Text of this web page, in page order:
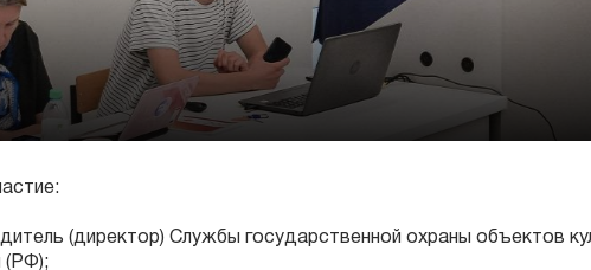
(директор) Службы государственной охраны объектов
(РФ);